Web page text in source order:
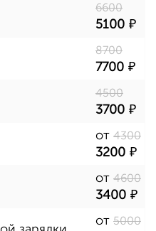
6600
5100
8700
7700
4500
3700
от 4300
3200
от 4600
3400
от 5000